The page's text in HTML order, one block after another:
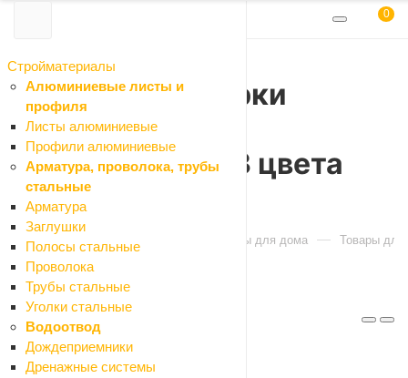
Стройматериалы
Алюминиевые листы и
профиля
Листы алюминиевые
Профили алюминиевые
Арматура, проволока, трубы
стальные
Арматура
Заглушки
Полосы стальные
Проволока
Трубы стальные
Уголки стальные
Водоотвод
Дождеприемники
Дренажные системы
0
Щетка для уборки
19х3,5х3,5 см,
полипропилен 3 цвета
Vetta
Главная Кухня и товары для дома Товары для
Артикул: 445-013
Код: 101149